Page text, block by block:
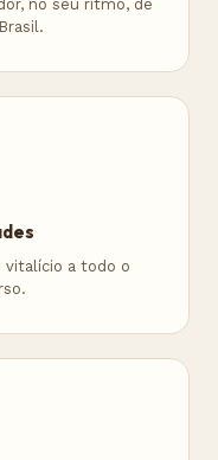
no seu ritmo, de
vitalício a todo o